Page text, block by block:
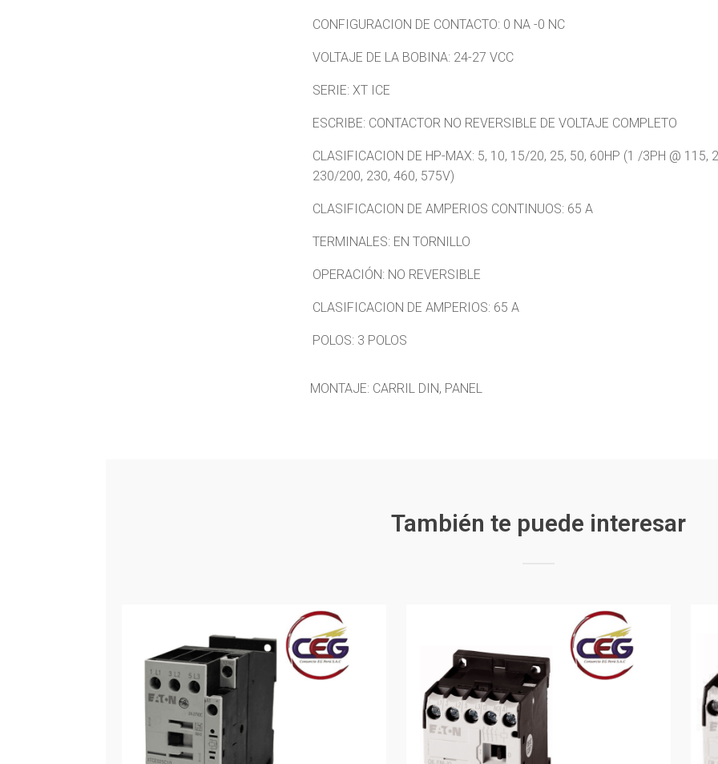
CONFIGURACION DE CONTACTO: 0 NA -0 NC
VOLTAJE DE LA BOBINA: 24-27 VCC
SERIE: XT ICE
ESCRIBE: CONTACTOR NO REVERSIBLE DE VOLTAJE COMPLETO
CLASIFICACION DE HP-MAX: 5, 10, 15/20, 25, 50, 60HP (1 /3PH @ 115,
230/200, 230, 460, 575V)
CLASIFICACION DE AMPERIOS CONTINUOS: 65 A
TERMINALES: EN TORNILLO
OPERACIÓN: NO REVERSIBLE
CLASIFICACION DE AMPERIOS: 65 A
POLOS: 3 POLOS
MONTAJE: CARRIL DIN, PANEL
También te puede interesar